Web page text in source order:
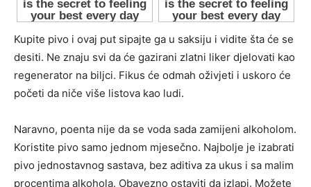
Kupite pivo i ovaj put sipajte ga u saksiju i vidite šta će se
desiti. Ne znaju svi da će gazirani zlatni liker djelovati kao
regenerator na biljci. Fikus će odmah oživjeti i uskoro će
početi da niče više listova kao ludi.
Naravno, poenta nije da se voda sada zamijeni alkoholom.
Koristite pivo samo jednom mjesečno. Najbolje je izabrati
pivo jednostavnog sastava, bez aditiva za ukus i sa malim
procentima alkohola. Obavezno ostaviti da izlapi. Možete